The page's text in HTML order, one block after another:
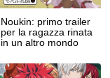
Noukin: primo trailer
per la ragazza rinata
in un altro mondo